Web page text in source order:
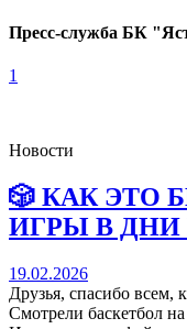
Пресс-служба БК
1
Новости
🎲 КАК ЭТО
ИГРЫ В ДНИ
19.02.2026
Друзья, спасибо всем,
Смотрели баскетбол